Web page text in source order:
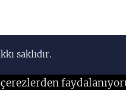
saklıdır.